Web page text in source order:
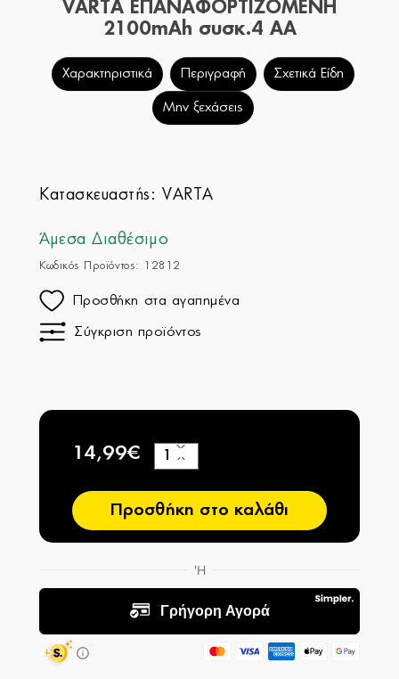
VARTA ΕΠΑΝΑΦΟΡΤΙΖΟΜΕΝΗ
2100mAh συσκ.4 AA
Χαρακτηριστικά Περιγραφή Σχετικά Είδη
Μην ξεχάσεις
Κατασκευαστής:VARTA
Άμεσα Διαθέσιμο
Κωδικός Προϊόντος: 12812
Προσθήκη στα αγαπημένα
Σύγκριση προϊόντος
14,99€
−
+
Προσθήκη στο καλάθι